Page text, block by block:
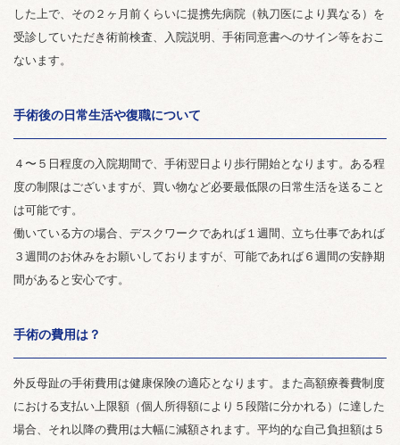
した上で、その２ヶ月前くらいに提携先病院（執刀医により異なる）を
受診していただき術前検査、入院説明、手術同意書へのサイン等をおこ
ないます。
手術後の日常生活や復職について
４〜５日程度の入院期間で、手術翌日より歩行開始となります。ある程
度の制限はございますが、買い物など必要最低限の日常生活を送ること
は可能です。
働いている方の場合、デスクワークであれば１週間、立ち仕事であれば
３週間のお休みをお願いしておりますが、可能であれば６週間の安静期
間があると安心です。
手術の費用は？
外反母趾の手術費用は健康保険の適応となります。また高額療養費制度
における支払い上限額（個人所得額により５段階に分かれる）に達した
場合、それ以降の費用は大幅に減額されます。平均的な自己負担額は５